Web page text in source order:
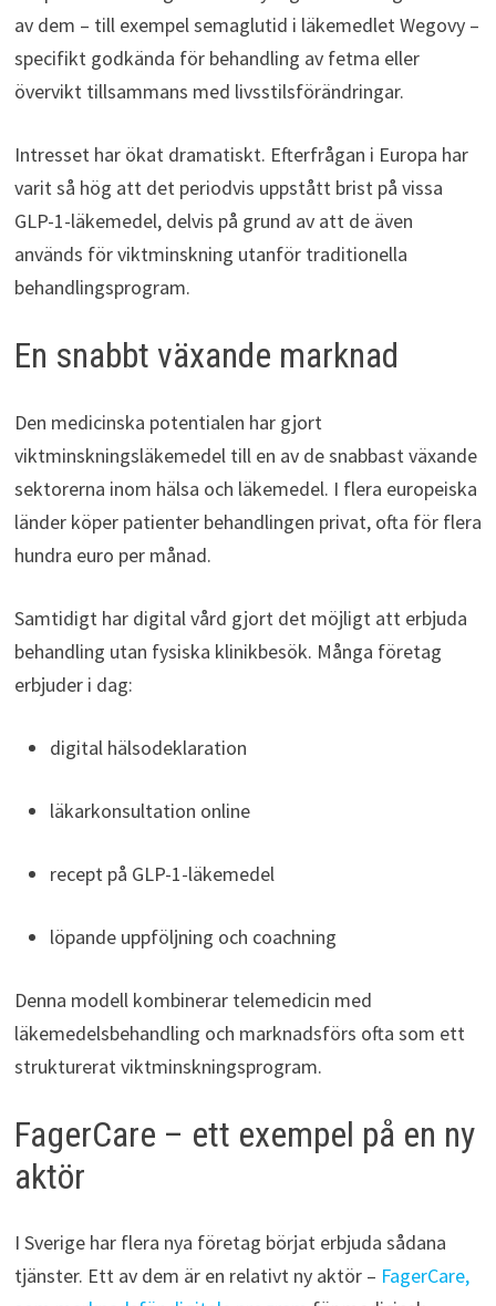
av dem – till exempel semaglutid i läkemedlet Wegovy –
specifikt godkända för behandling av fetma eller
övervikt tillsammans med livsstilsförändringar.
Intresset har ökat dramatiskt. Efterfrågan i Europa har
varit så hög att det periodvis uppstått brist på vissa
GLP-1-läkemedel, delvis på grund av att de även
används för viktminskning utanför traditionella
behandlingsprogram.
En snabbt växande marknad
Den medicinska potentialen har gjort
viktminskningsläkemedel till en av de snabbast växande
sektorerna inom hälsa och läkemedel. I flera europeiska
länder köper patienter behandlingen privat, ofta för flera
hundra euro per månad.
Samtidigt har digital vård gjort det möjligt att erbjuda
behandling utan fysiska klinikbesök. Många företag
erbjuder i dag:
digital hälsodeklaration
läkarkonsultation online
recept på GLP-1-läkemedel
löpande uppföljning och coachning
Denna modell kombinerar telemedicin med
läkemedelsbehandling och marknadsförs ofta som ett
strukturerat viktminskningsprogram.
FagerCare – ett exempel på en ny
aktör
I Sverige har flera nya företag börjat erbjuda sådana
tjänster. Ett av dem är en relativt ny aktör – FagerCare,